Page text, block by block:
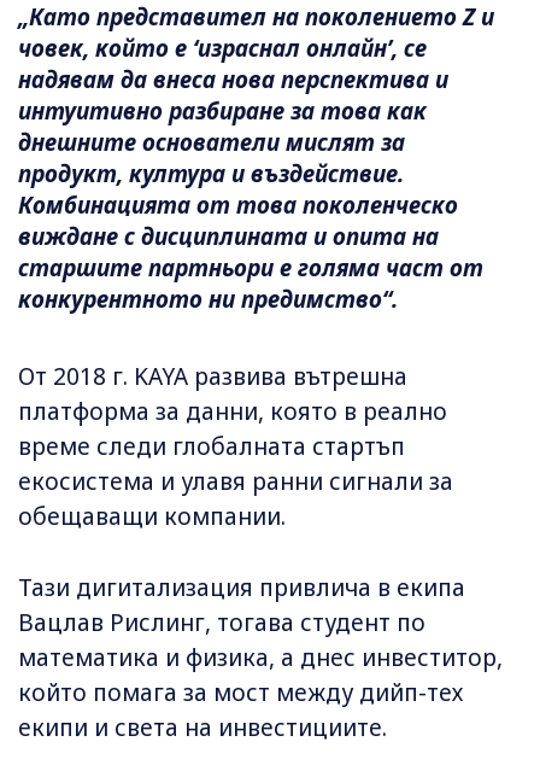
„Като представител на поколението Z и
човек, който е ‘израснал онлайн’, се
надявам да внеса нова перспектива и
интуитивно разбиране за това как
днешните основатели мислят за
продукт, култура и въздействие.
Комбинацията от това поколенческо
виждане с дисциплината и опита на
старшите партньори е голяма част от
конкурентното ни предимство“.
От 2018 г. KAYA развива вътрешна
платформа за данни, която в реално
време следи глобалната стартъп
екосистема и улавя ранни сигнали за
обещаващи компании.
Тази дигитализация привлича в екипа
Вацлав Рислинг, тогава студент по
математика и физика, а днес инвеститор,
който помага за мост между дийп-тех
екипи и света на инвестициите.